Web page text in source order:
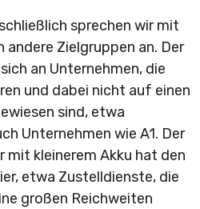
sprechen wir mit
andere Zielgruppen an. Der
an Unternehmen, die
und dabei nicht auf einen
sind, etwa
Unternehmen wie A1. Der
mit kleinerem Akku hat den
etwa Zustelldienste, die
großen Reichweiten